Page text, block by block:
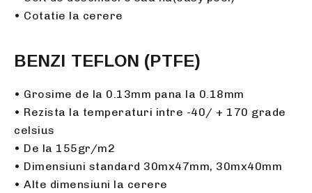
• Cotatie la cerere
BENZI TEFLON (PTFE)
• Grosime de la 0.13mm pana la 0.18mm
• Rezista la temperaturi intre -40/ + 170 grade
celsius
• De la 155gr/m2
• Dimensiuni standard 30mx47mm, 30mx40mm
• Alte dimensiuni la cerere